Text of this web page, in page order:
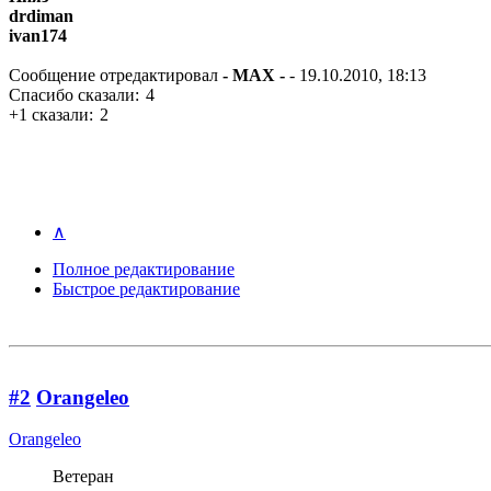
drdiman
ivan174
Сообщение отредактировал - MAX - - 19.10.2010, 18:13
Спасибо сказали: 4
+1 сказали: 2
∧
Полное редактирование
Быстрое редактирование
#2 Orangeleo
Orangeleo
Ветеран